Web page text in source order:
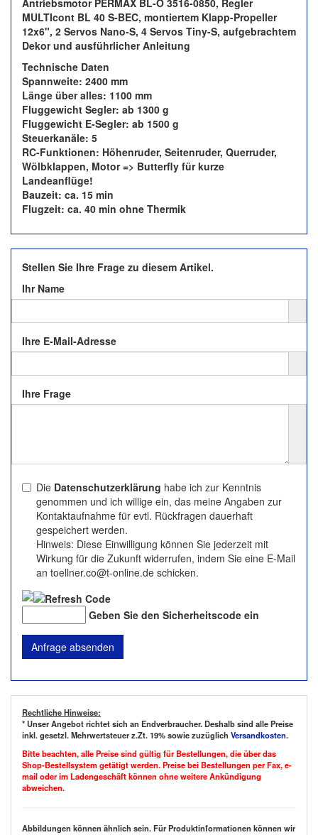
Antriebsmotor PERMAX BL-O 3516-0850, Regler
MULTIcont BL 40 S-BEC, montiertem Klapp-Propeller
12x6", 2 Servos Nano-S, 4 Servos Tiny-S, aufgebrachtem
Dekor und ausführlicher Anleitung
Technische Daten
Spannweite: 2400 mm
Länge über alles: 1100 mm
Fluggewicht Segler: ab 1300 g
Fluggewicht E-Segler: ab 1500 g
Steuerkanäle: 5
RC-Funktionen: Höhenruder, Seitenruder, Querruder,
Wölbklappen, Motor => Butterfly für kurze
Landeanflüge!
Bauzeit: ca. 15 min
Flugzeit: ca. 40 min ohne Thermik
Stellen Sie Ihre Frage zu diesem Artikel.
Ihr Name
Ihre E-Mail-Adresse
Ihre Frage
Die Datenschutzerklärung habe ich zur Kenntnis
genommen und ich willige ein, das meine Angaben zur
Kontaktaufnahme für evtl. Rückfragen dauerhaft
gespeichert werden.
Hinweis: Diese Einwilligung können Sie jederzeit mit
Wirkung für die Zukunft widerrufen, indem Sie eine E-Mail
an toellner.co@t-online.de schicken.
Geben Sie den Sicherheitscode ein
Rechtliche Hinweise:
* Unser Angebot richtet sich an Endverbraucher. Deshalb sind alle Preise
inkl. gesetzl. Mehrwertsteuer z.Zt. 19% sowie zuzüglich Versandkosten.
Bitte beachten, alle Preise sind gültig für Bestellungen, die über das
Shop-Bestellsystem getätigt werden. Preise bei Bestellungen per Fax, e-
mail oder im Ladengeschäft können ohne weitere Ankündigung
abweichen.
Abbildungen können ähnlich sein. Für Produktinformationen können wir